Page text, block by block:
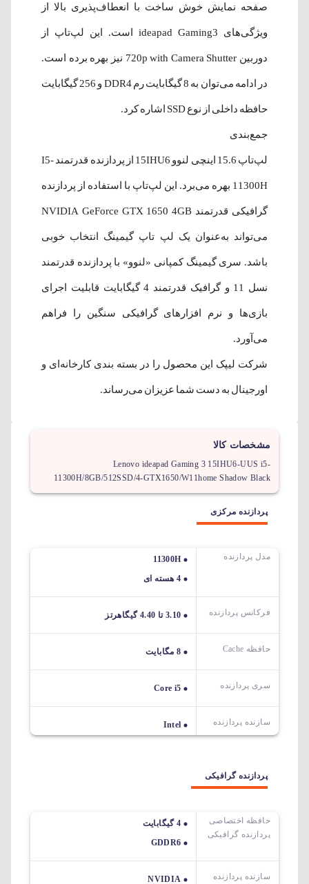
صفحه نمایش خوش ساخت با انعطاف‌پذیری بالا از
ویژگی‌های ideapad Gaming3 است. این لپ‌تاپ از
دوربین 720p with Camera Shutter نیز بهره برده است.
در ادامه می‌توان به 8 گیگابایت رم DDR4 و 256 گیگابایت
حافظه داخلی از نوع SSD اشاره کرد.
جمع‌بندی
لپ‌تاپ 15.6 اینچی لنوو 15IHU6 از پردازنده قدرتمند I5-
11300H بهره می‌برد. این لپ‌تاپ با استفاده از پردازنده
گرافیکی قدرتمند NVIDIA GeForce GTX 1650 4GB
می‌تواند به‌عنوان یک لپ‌ تاپ گیمینگ انتخاب خوبی
باشد. سری گیمینگ کمپانی «لنوو» با پردازنده قدرتمند
نسل 11 و گرافیک قدرتمند 4 گیگابایت قابلیت اجرای
بازی‌ها و نرم افزار‌های گرافیکی سنگین را فراهم
می‌آورد.
شرکت لیپک این محصول را در بسته بندی کارخانه‌ای و
اورجینال به دست شما عزیزان می‌رساند.
مشخصات کالا
Lenovo ideapad Gaming 3 15IHU6-UUS i5-
11300H/8GB/512SSD/4-GTX1650/W11home Shadow Black
پردازنده مرکزی
مدل پردازنده
11300H
4 هسته ای
فرکانس پردازنده 3.10 تا 4.40 گیگاهرتز
حافظه Cache 8 مگابایت
سری پردازنده Core i5
سازنده پردازنده Intel
پردازنده گرافیکی
حافظه اختصاصی
پردازنده گرافیکی
4 گیگابایت
GDDR6
سازنده پردازنده NVIDIA